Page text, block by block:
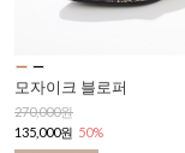
모자이크 블로퍼
270,000원
135,000원 50%